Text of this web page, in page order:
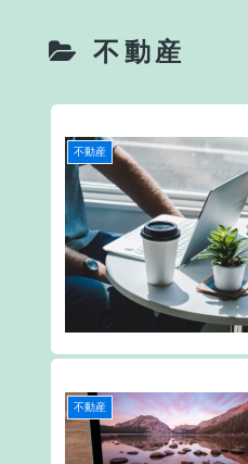
不動産
不動産
不動産